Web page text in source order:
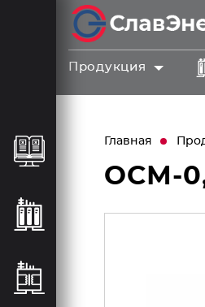
Продукция
Главная
ОСМ-